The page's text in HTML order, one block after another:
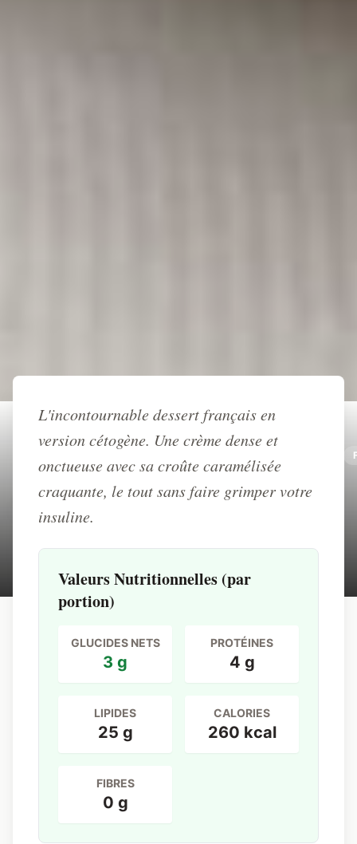
Retour à l'accueil
RECETTE
Crème Brûlée Keto à la Vanille
JB Keto 3 min
L'incontournable dessert français en
version cétogène. Une crème dense et
onctueuse avec sa croûte caramélisée
craquante, le tout sans faire grimper votre
insuline.
Valeurs Nutritionnelles (par
portion)
GLUCIDES NETS
3 g
PROTÉINES
4 g
LIPIDES
25 g
CALORIES
260 kcal
FIBRES
0 g